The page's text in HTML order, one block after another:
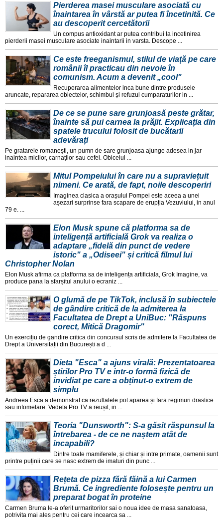
Pierderea masei musculare asociată cu
înaintarea în vârstă ar putea fi încetinită. Ce
au descoperit cercetătorii
Un compus antioxidant ar putea contribui la incetinirea
pierderii masei musculare asociate inaintarii in varsta. Descope ...
Ce este freeganismul, stilul de viață pe care
românii îl practicau din nevoie în
comunism. Acum a devenit „cool"
Recuperarea alimentelor inca bune dintre produsele
aruncate, repararea obiectelor, schimbul și refuzul cumparaturilor in ...
De ce se pune sare grunjoasă peste grătar,
înainte să pui carnea la prăjit. Explicația din
spatele trucului folosit de bucătarii
adevărați
Pe gratarele romanești, un pumn de sare grunjoasa ajunge adesea in jar
inaintea micilor, carnaților sau cefei. Obiceiul ...
Mitul Pompeiului în care nu a supraviețuit
nimeni. Ce arată, de fapt, noile descoperiri
Imaginea clasica a orașului Pompei este aceea a unei
așezari surprinse fara scapare de erupția Vezuviului, in anul
79 e. ...
Elon Musk spune că platforma sa de
inteligență artificială Grok va realiza o
adaptare „fidelă din punct de vedere
istoric" a „Odiseei" și critică filmul lui
Christopher Nolan
Elon Musk afirma ca platforma sa de inteligența artificiala, Grok Imagine, va
produce pana la sfarșitul anului o ecraniz ...
O glumă de pe TikTok, inclusă în subiectele
de gândire critică de la admiterea la
Facultatea de Drept a UniBuc: "Răspuns
corect, Mitică Dragomir"
Un exercițiu de gandire critica din concursul scris de admitere la Facultatea de
Drept a Universitații din București a d ...
Dieta "Esca" a ajuns virală: Prezentatoarea
știrilor Pro TV e intr-o formă fizică de
invidiat pe care a obținut-o extrem de
simplu
Andreea Esca a demonstrat ca rezultatele pot aparea și fara regimuri drastice
sau infometare. Vedeta Pro TV a reușit, in ...
Teoria "Dunsworth": S-a găsit răspunsul la
întrebarea - de ce ne naștem atât de
incapabili?
Dintre toate mamiferele, și chiar și intre primate, oamenii sunt
printre puținii care se nasc extrem de imaturi din punc ...
Rețeta de pizza fără făină a lui Carmen
Brumă. Ce ingrediente folosește pentru un
preparat bogat în proteine
Carmen Bruma le-a oferit urmaritorilor sai o noua idee de masa sanatoasa,
potrivita mai ales pentru cei care incearca sa ...